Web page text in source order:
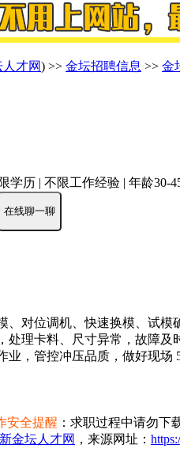
才网) >> 金坛招聘信息 >> 金
学历 | 不限工作经验 | 年龄30-
在线聊一聊
、对位调机、快速换模、试模
处理卡料、尺寸异常，故障及
业，管控冲压品质，做好现场
安全提醒 ：求职过程中请勿
新金坛人才网 ，来源网址：